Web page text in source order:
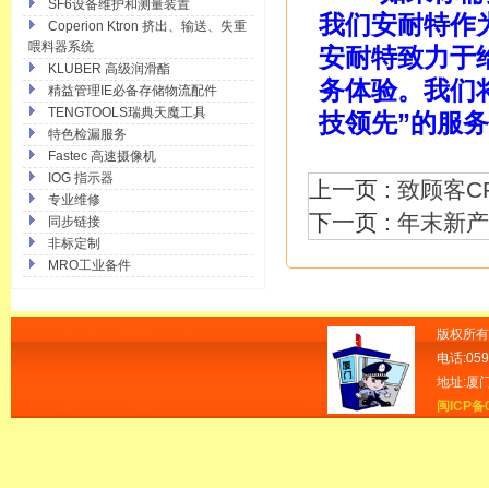
SF6设备维护和测量装置
Coperion Ktron 挤出、输送、失重
喂料器系统
KLUBER 高级润滑酯
精益管理IE必备存储物流配件
TENGTOOLS瑞典天魔工具
特色检漏服务
Fastec 高速摄像机
IOG 指示器
专业维修
同步链接
非标定制
MRO工业备件
我们安耐特作
安耐特致力于
务体验。我们
技领先”的服
上一页 : 致顾客
下一页 : 年末新
版权所
电话
地址:厦
闽ICP